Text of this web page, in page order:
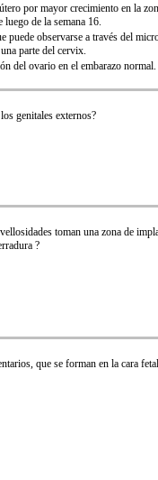
por mayor crecimiento en la
de la semana 16.
puede observarse a través del
parte del cervix.
del ovario en el embarazo normal.
genitales externos?
toman una zona de
?
que se forman en la cara